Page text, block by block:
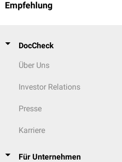
Empfehlung
DocCheck
Über Uns
Investor Relations
Presse
Karriere
Für Unternehmen